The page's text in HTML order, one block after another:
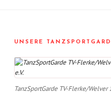
UNSERE
TanzSportGarde TV-Flerke/Welver